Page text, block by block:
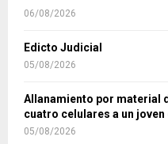
06/08/2026
Edicto Judicial
05/08/2026
Allanamiento por material
cuatro celulares a un joven
05/08/2026